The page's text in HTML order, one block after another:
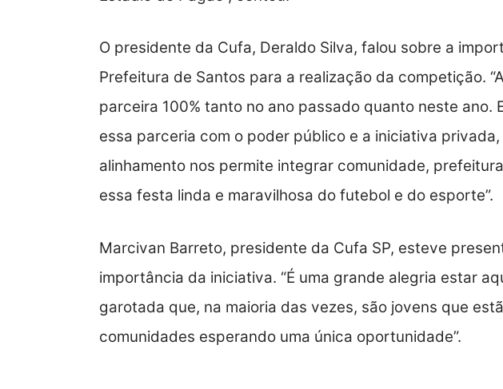
O presidente da Cufa, Deraldo Silva, falou sobre a
Prefeitura de Santos para a realização da competição.
parceira 100% tanto no ano passado quanto neste ano.
essa parceria com o poder público e a iniciativa
alinhamento nos permite integrar comunidade,
essa festa linda e maravilhosa do futebol e do esporte”.
Marcivan Barreto, presidente da Cufa SP, esteve
importância da iniciativa. “É uma grande alegria estar
garotada que, na maioria das vezes, são jovens que
comunidades esperando uma única oportunidade”.